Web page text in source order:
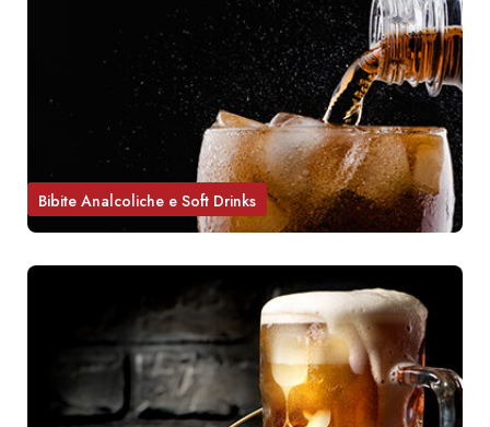
Bibite Analcoliche e Soft Drinks